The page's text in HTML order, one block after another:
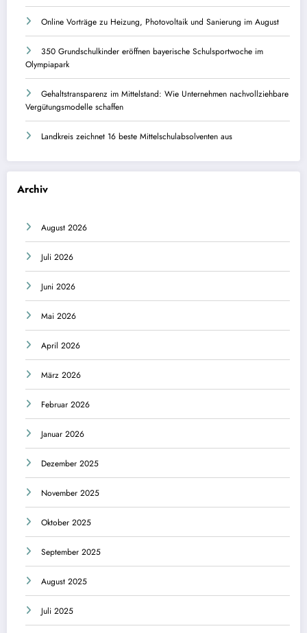
Online Vorträge zu Heizung, Photovoltaik und Sanierung im August
350 Grundschulkinder eröffnen bayerische Schulsportwoche im
Olympiapark
Gehaltstransparenz im Mittelstand: Wie Unternehmen nachvollziehbare
Vergütungsmodelle schaffen
Landkreis zeichnet 16 beste Mittelschulabsolventen aus
Archiv
August 2026
Juli 2026
Juni 2026
Mai 2026
April 2026
März 2026
Februar 2026
Januar 2026
Dezember 2025
November 2025
Oktober 2025
September 2025
August 2025
Juli 2025